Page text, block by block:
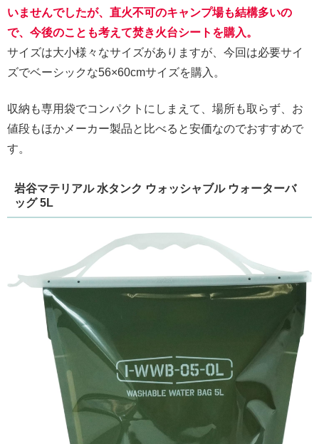
いませんでしたが、直火不可のキャンプ場も結構多いの
で、今後のことも考えて焚き火台シートを購入。
サイズは大小様々なサイズがありますが、今回は必要サイ
ズでベーシックな56×60cmサイズを購入。
収納も専用袋でコンパクトにしまえて、場所も取らず、お
値段もほかメーカー製品と比べると安価なのでおすすめで
す。
岩谷マテリアル 水タンク ウォッシャブル ウォーターバ
ッグ 5L